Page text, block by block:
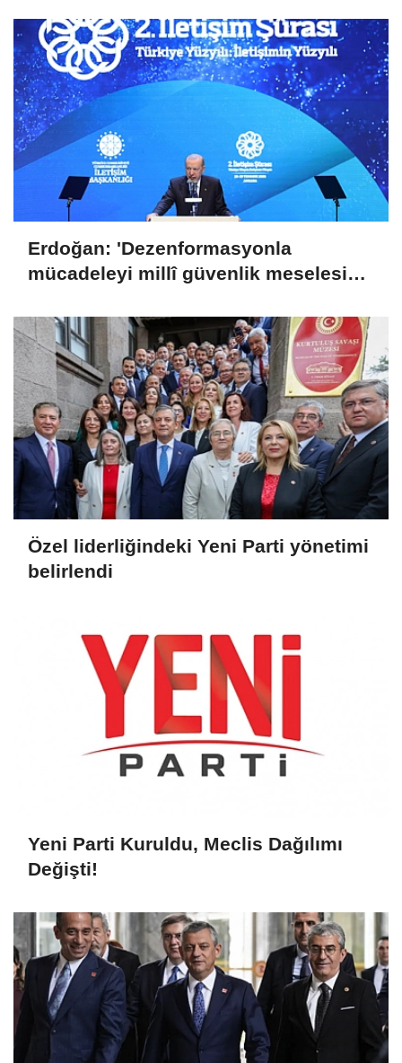
Erdoğan: 'Dezenformasyonla
mücadeleyi millî güvenlik meselesi
Özel liderliğindeki Yeni Parti yönetimi
belirlendi
Yeni Parti Kuruldu, Meclis Dağılımı
Değişti!